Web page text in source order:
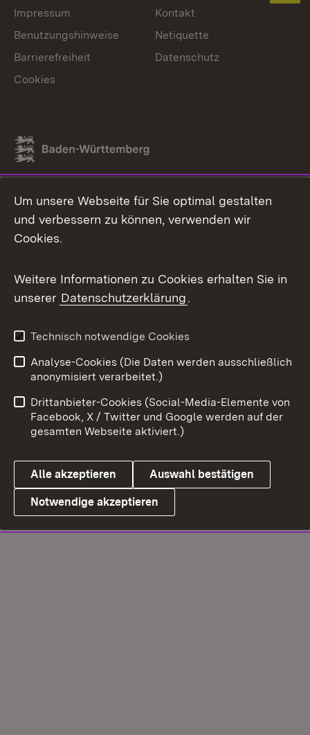
Link zum Landesportal
Impressum
Kontakt
Benutzungshinweise
Netiquette
Barrierefreiheit
Datenschutz
Cookies
Um unsere Webseite für Sie optimal gestalten
und verbessern zu können, verwenden wir
Cookies.
Weitere Informationen zu Cookies erhalten Sie in
unserer Datenschutzerklärung.
Technisch notwendige Cookies
Analyse-Cookies (Die Daten werden ausschließlich
anonymisiert verarbeitet.)
Drittanbieter-Cookies (Social-Media-Elemente von
Facebook, X / Twitter und Google werden auf der
gesamten Webseite aktiviert.)
Alle akzeptieren Auswahl bestätigen
Notwendige akzeptieren